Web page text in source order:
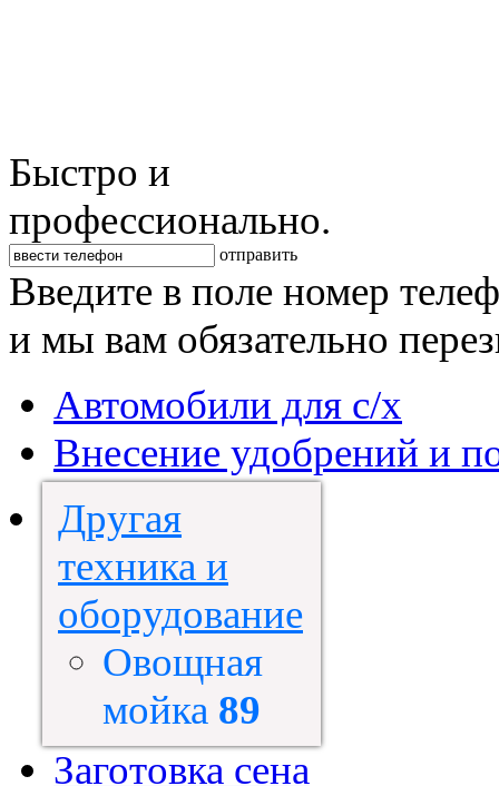
Быстро и
профессионально.
отправить
Введите в поле номер
и мы вам обязательно
Автомобили для с/х
Внесение удобрений и
Другая
техника и
оборудование
Овощная
мойка 89
Заготовка сена